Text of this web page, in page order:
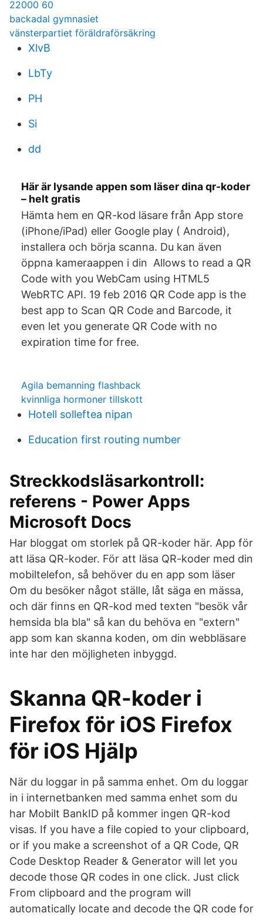
22000 60
backadal gymnasiet
vänsterpartiet föräldraförsäkring
XlvB
LbTy
PH
Si
dd
Här är lysande appen som läser dina qr-koder
– helt gratis
Hämta hem en QR-kod läsare från App store
(iPhone/iPad) eller Google play ( Android),
installera och börja scanna. Du kan även
öppna kameraappen i din Allows to read a QR
Code with you WebCam using HTML5
WebRTC API. 19 feb 2016 QR Code app is the
best app to Scan QR Code and Barcode, it
even let you generate QR Code with no
expiration time for free.
Agila bemanning flashback
kvinnliga hormoner tillskott
Hotell solleftea nipan
Education first routing number
Streckkodsläsarkontroll:
referens - Power Apps
Microsoft Docs
Har bloggat om storlek på QR-koder här. App för
att läsa QR-koder. För att läsa QR-koder med din
mobiltelefon, så behöver du en app som läser
Om du besöker något ställe, låt säga en mässa,
och där finns en QR-kod med texten "besök vår
hemsida bla bla" så kan du behöva en "extern"
app som kan skanna koden, om din webbläsare
inte har den möjligheten inbyggd.
Skanna QR-koder i
Firefox för iOS Firefox
för iOS Hjälp
När du loggar in på samma enhet. Om du loggar
in i internetbanken med samma enhet som du
har Mobilt BankID på kommer ingen QR-kod
visas. If you have a file copied to your clipboard,
or if you make a screenshot of a QR Code, QR
Code Desktop Reader & Generator will let you
decode those QR codes in one click. Just click
From clipboard and the program will
automatically locate and decode the QR code for